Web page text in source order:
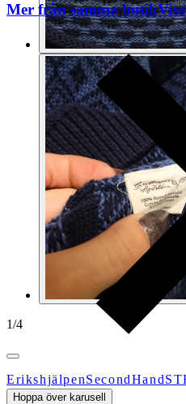
1/4
Mer från samma butik
Hoppa över karusell